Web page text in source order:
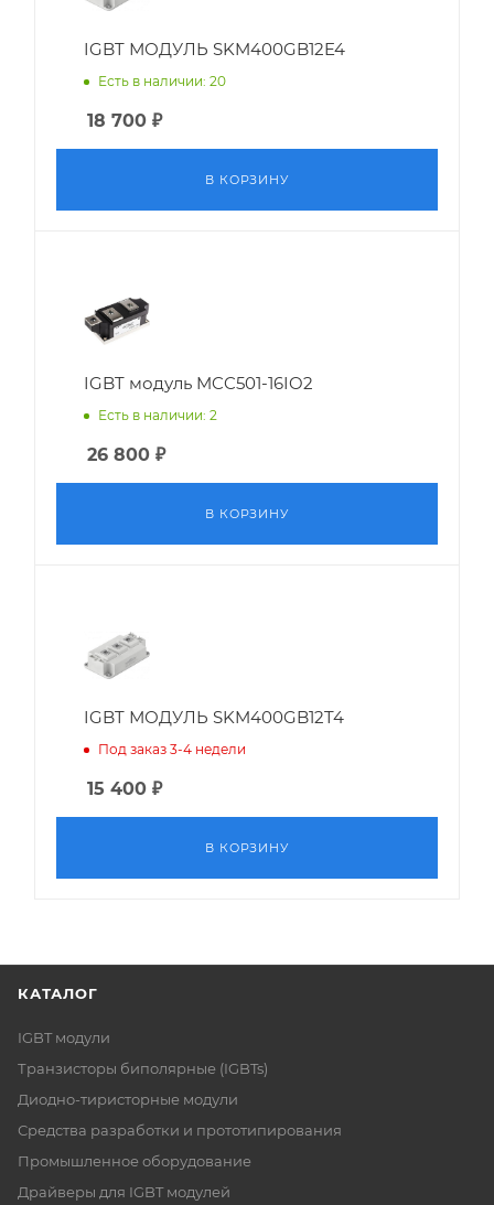
IGBT МОДУЛЬ SKM400GB12E4
Есть в наличии: 20
18 700 ₽
В КОРЗИНУ
IGBT модуль MCC501-16IO2
Есть в наличии: 2
26 800 ₽
В КОРЗИНУ
IGBT МОДУЛЬ SKM400GB12T4
Под заказ 3-4 недели
15 400 ₽
В КОРЗИНУ
КАТАЛОГ
IGBT модули
Транзисторы биполярные (IGBTs)
Диодно-тиристорные модули
Средства разработки и прототипирования
Промышленное оборудование
Драйверы для IGBT модулей